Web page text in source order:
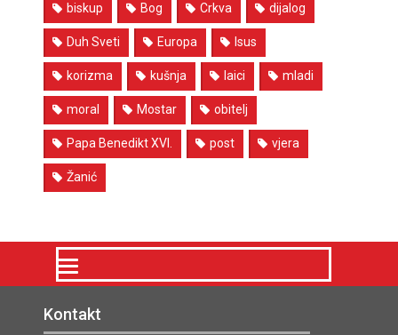
biskup Bog Crkva dijalog
Duh Sveti Europa Isus
korizma kušnja laici mladi
moral Mostar obitelj
Papa Benedikt XVI. post vjera
Žanić
Kontakt